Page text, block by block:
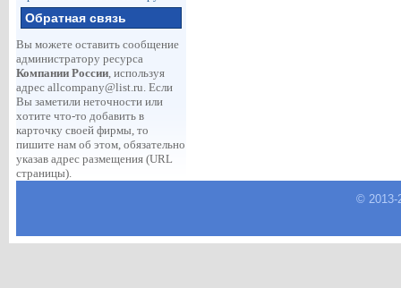
Обратная связь
Вы можете оставить сообщение
администратору ресурса
Компании России, используя
адрес allcompany@list.ru. Если
Вы заметили неточности или
хотите что-то добавить в
карточку своей фирмы, то
пишите нам об этом, обязательно
указав адрес размещения (URL
страницы).
© 2013-